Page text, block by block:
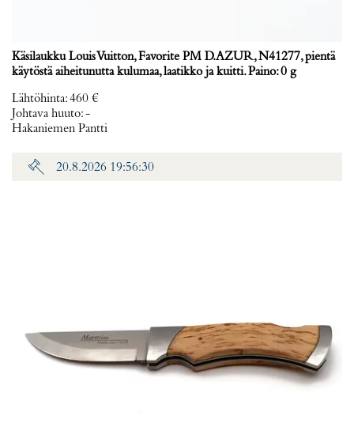
Käsilaukku Louis Vuitton, Favorite PM D.AZUR, N41277, pientä
käytöstä aiheitunutta kulumaa, laatikko ja kuitti. Paino: 0 g
Lähtöhinta:460 €
Johtava huuto:-
Hakaniemen Pantti
20.8.2026 19:56:30